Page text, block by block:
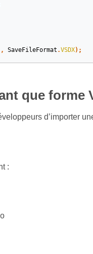
, SaveFileFormat .VSDX);
que forme
d’importer
: